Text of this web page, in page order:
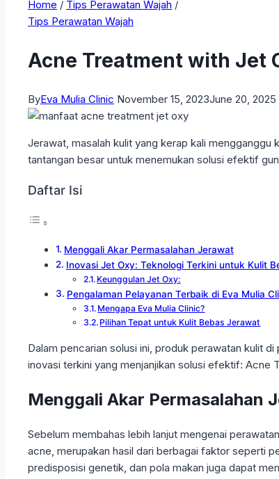
Home / Tips Perawatan Wajah /
Tips Perawatan Wajah
Acne Treatment with Jet
ByEva Mulia Clinic November 15, 2023June 20, 2025
Jerawat, masalah kulit yang kerap kali mengganggu
tantangan besar untuk menemukan solusi efektif
Daftar Isi
Menggali Akar Permasalahan Jerawat
Inovasi Jet Oxy: Teknologi Terkini untuk Kulit
Keunggulan Jet Oxy:
Pengalaman Pelayanan Terbaik di Eva Mulia
Mengapa Eva Mulia Clinic?
Pilihan Tepat untuk Kulit Bebas Jerawat
Dalam pencarian solusi ini, produk perawatan kulit
inovasi terkini yang menjanjikan solusi efektif: Acne
Menggali Akar Permasalahan
Sebelum membahas lebih lanjut mengenai
acne, merupakan hasil dari berbagai faktor seperti
predisposisi genetik, dan pola makan juga dapat